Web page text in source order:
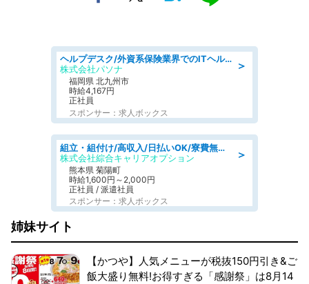
＞
ヘルプデスク/外資系保険業界でのITヘルプデスク業務/駅近/即日勤務可/ヘルプデスク
株式会社パソナ
福岡県 北九州市
時給4,167円
正社員
スポンサー：求人ボックス
＞
組立・組付け/高収入/日払いOK/寮費無料/交替制/20・30・40代活躍中
株式会社綜合キャリアオプション
熊本県 菊陽町
時給1,600円～2,000円
正社員 / 派遣社員
スポンサー：求人ボックス
姉妹サイト
【かつや】人気メニューが税抜150円引き&ご
飯大盛り無料!お得すぎる「感謝祭」は8月14